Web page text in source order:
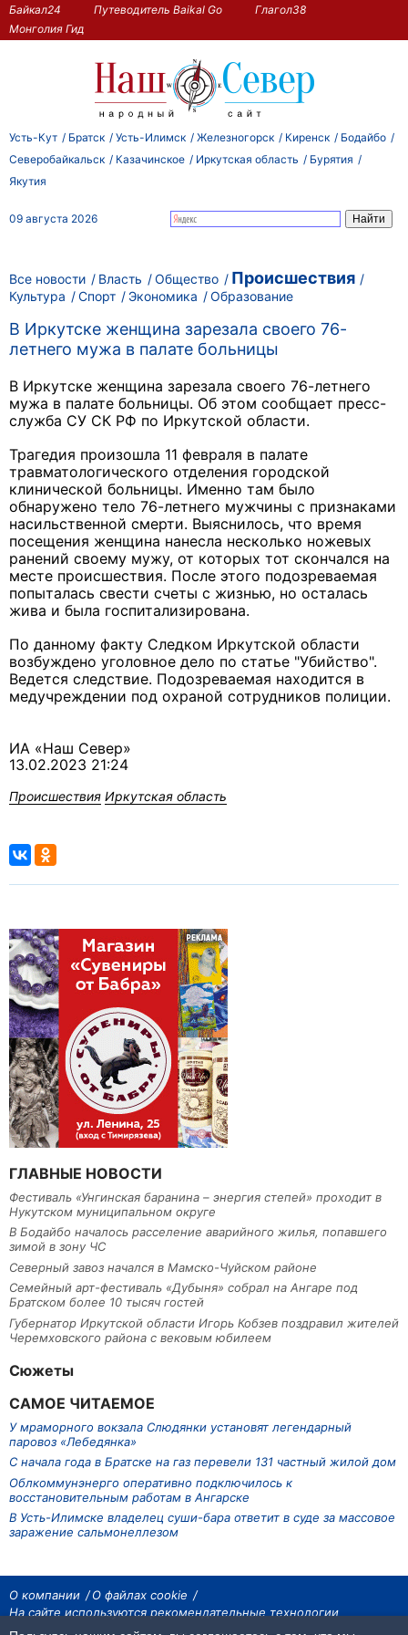
Байкал24 Путеводитель Baikal Go
Глагол38
Монголия Гид
Усть-Кут Братск Усть-Илимск Железногорск Киренск
Бодайбо
Северобайкальск
Казачинское Иркутская область
Бурятия
Якутия
09 августа 2026
Все новости Власть Общество Происшествия
Культура Спорт Экономика Образование
В Иркутске женщина зарезала своего 76-
летнего мужа в палате больницы
В Иркутске женщина зарезала своего 76-летнего
мужа в палате больницы. Об этом сообщает пресс-
служба СУ СК РФ по Иркутской области.
Трагедия произошла 11 февраля в палате
травматологического отделения городской
клинической больницы. Именно там было
обнаружено тело 76-летнего мужчины с признаками
насильственной смерти. Выяснилось, что время
посещения женщина нанесла несколько ножевых
ранений своему мужу, от которых тот скончался на
месте происшествия. После этого подозреваемая
попыталась свести счеты с жизнью, но осталась
жива и была госпитализирована.
По данному факту Следком Иркутской области
возбуждено уголовное дело по статье "Убийство".
Ведется следствие. Подозреваемая находится в
медучреждении под охраной сотрудников полиции.
ИА «Наш Север»
13.02.2023 21:24
Происшествия Иркутская область
ГЛАВНЫЕ НОВОСТИ
Фестиваль «Унгинская баранина – энергия степей» проходит в
Нукутском муниципальном округе
В Бодайбо началось расселение аварийного жилья, попавшего
зимой в зону ЧС
Северный завоз начался в Мамско-Чуйском районе
Семейный арт-фестиваль «Дубыня» собрал на Ангаре под
Братском более 10 тысяч гостей
Губернатор Иркутской области Игорь Кобзев поздравил жителей
Черемховского района с вековым юбилеем
Сюжеты
САМОЕ ЧИТАЕМОЕ
У мраморного вокзала Слюдянки установят легендарный
паровоз «Лебедянка»
С начала года в Братске на газ перевели 131 частный жилой дом
Облкоммунэнерго оперативно подключилось к
восстановительным работам в Ангарске
В Усть-Илимске владелец суши-бара ответит в суде за массовое
заражение сальмонеллезом
О компании
О файлах cookie
На сайте используются рекомендательные технологии